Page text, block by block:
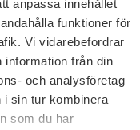
anpassa innehållet
funktioner för
Vi vidarebefordrar
information från din
och analysföretag
sin tur kombinera
som du har
av fackförbundet
anmäls till